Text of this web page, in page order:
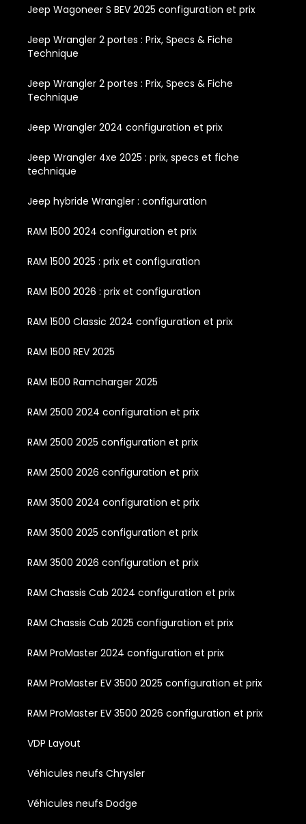
Jeep Wagoneer S BEV 2025 configuration et prix
Jeep Wrangler 2 portes : Prix, Specs & Fiche
Technique
Jeep Wrangler 2 portes : Prix, Specs & Fiche
Technique
Jeep Wrangler 2024 configuration et prix
Jeep Wrangler 4xe 2025 : prix, specs et fiche
technique
Jeep hybride Wrangler : configuration
RAM 1500 2024 configuration et prix
RAM 1500 2025 : prix et configuration
RAM 1500 2026 : prix et configuration
RAM 1500 Classic 2024 configuration et prix
RAM 1500 REV 2025
RAM 1500 Ramcharger 2025
RAM 2500 2024 configuration et prix
RAM 2500 2025 configuration et prix
RAM 2500 2026 configuration et prix
RAM 3500 2024 configuration et prix
RAM 3500 2025 configuration et prix
RAM 3500 2026 configuration et prix
RAM Chassis Cab 2024 configuration et prix
RAM Chassis Cab 2025 configuration et prix
RAM ProMaster 2024 configuration et prix
RAM ProMaster EV 3500 2025 configuration et prix
RAM ProMaster EV 3500 2026 configuration et prix
VDP Layout
Véhicules neufs Chrysler
Véhicules neufs Dodge